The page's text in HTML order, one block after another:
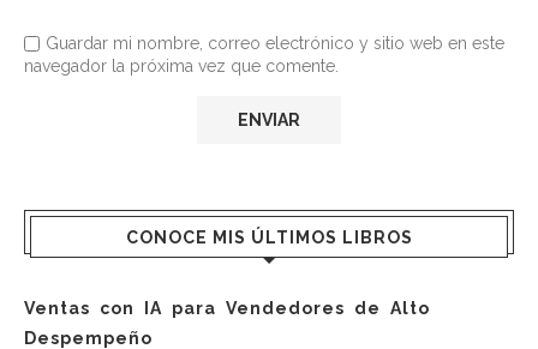
Guardar mi nombre, correo electrónico y sitio web en este
navegador la próxima vez que comente.
CONOCE MIS ÚLTIMOS LIBROS
Ventas con IA para Vendedores de Alto
Despempeño